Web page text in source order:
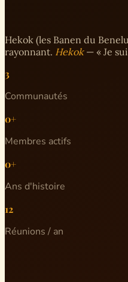
Hekok (les Banen du
rayonnant. Hekok— « Je
3
Communautés
0+
Membres actifs
0+
Ans d'histoire
12
Réunions / an